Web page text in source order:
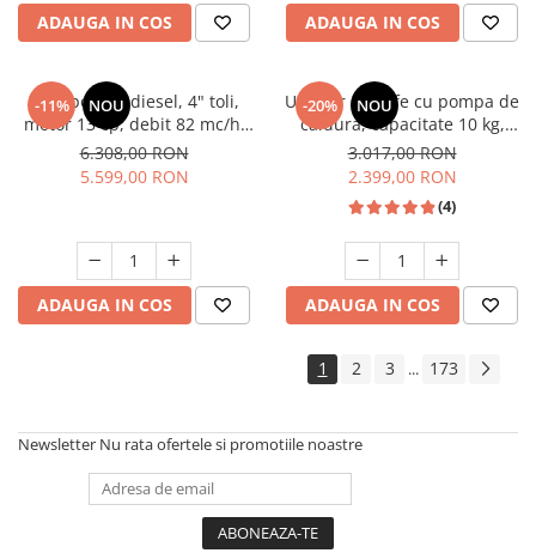
ADAUGA IN COS ADAUGA IN COS
-11% NOU
Motopompa diesel, 4" toli,
motor 13 cp, debit 82 mc/h,
pornire electrica, refulare
60m, aspiratie 8m, Visoli
6.308,00 RON
5.599,00 RON
ADAUGA IN COS
-20% NOU
Uscator de rufe cu pompa de
caldura, capacitate 10 kg,
clasa A++, motor inverter, 14
programe, Heinner
3.017,00 RON
2.399,00 RON
(4)
ADAUGA IN COS
1 2 3 ... 173
Newsletter Nu rata ofertele si promotiile noastre